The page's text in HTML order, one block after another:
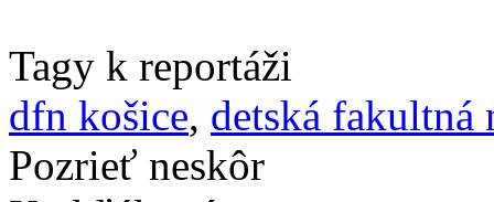
Tagy k reportáži
dfn košice, detská fakultná
Pozrieť neskôr